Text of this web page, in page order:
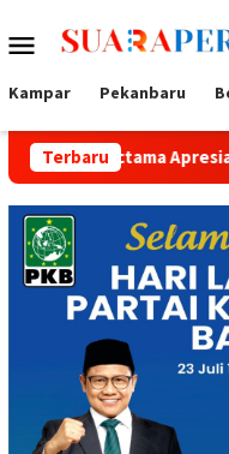
ke
Menu
Mobile
Kampar Pekanbaru
Terbaru
Apresiasi Dedikasi